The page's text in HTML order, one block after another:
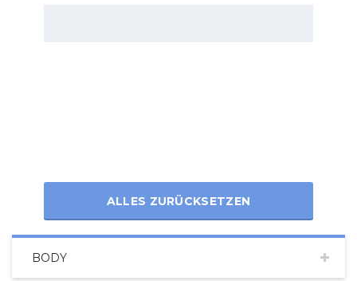
ALLES ZURÜCKSETZEN
BODY